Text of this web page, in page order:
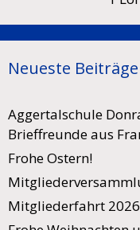
Neueste Beiträge
Aggertalschule
Brieffreunde aus
Frohe Ostern!
Mitgliederfahrt